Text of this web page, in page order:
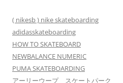
( nikesb ) nike skateboarding
adidasskateboarding
HOW TO SKATEBOARD
NEWBALANCE NUMERIC
PUMA SKATEBOARDING
アーリーウープ スケートパーク